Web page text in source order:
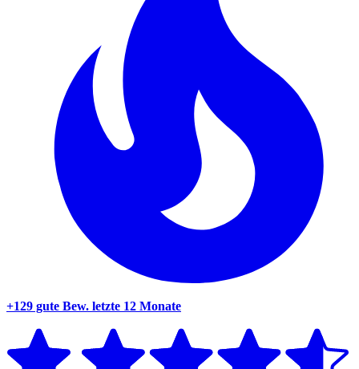
+129 gute Bew. letzte 12 Monate